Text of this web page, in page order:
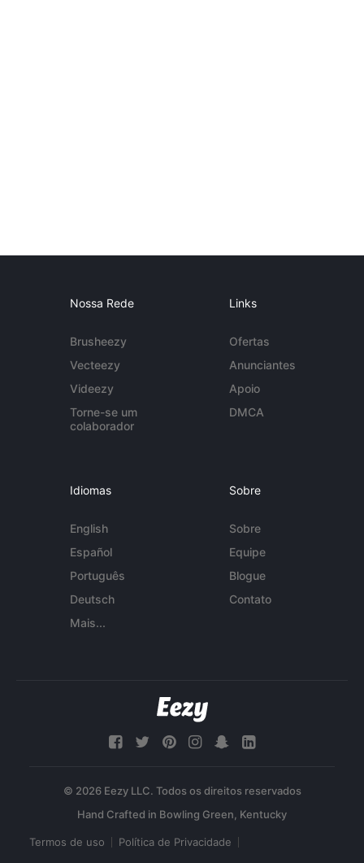
Nossa Rede
Brusheezy
Vecteezy
Videezy
Torne-se um
colaborador
Links
Ofertas
Anunciantes
Apoio
DMCA
Idiomas
English
Español
Português
Deutsch
Mais...
Sobre
Sobre
Equipe
Blogue
Contato
© 2026 Eezy LLC. Todos os direitos reservados
Termos de uso Política de Privacidade